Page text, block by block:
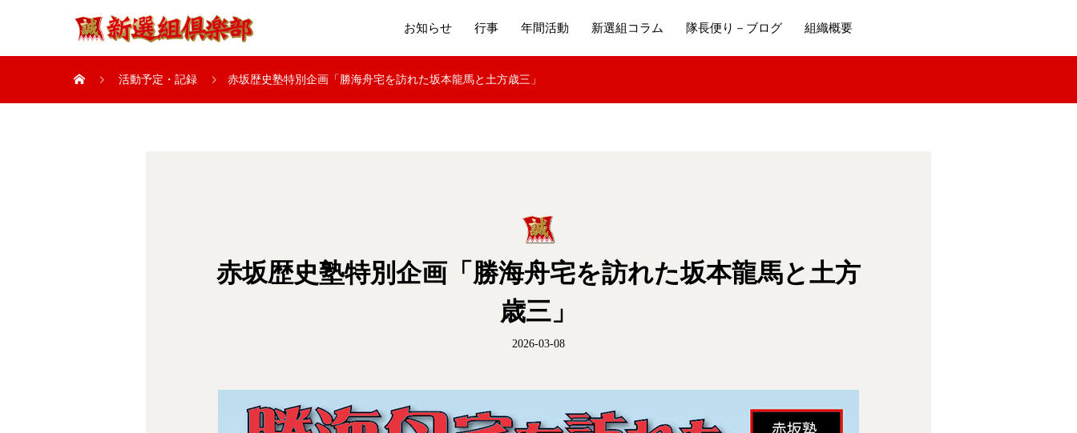
お知らせ 行事 年間活動 新選組コラム 隊長便り－ブログ 組織概要
活動予定・記録 赤坂歴史塾特別企画「勝海舟宅を訪れた坂本龍馬と土方歳三」
赤坂歴史塾特別企画「勝海舟宅を訪れた坂本龍馬と土方
歳三」
2026-03-08